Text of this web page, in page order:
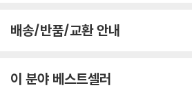
배송/반품/교환 안내
이 분야 베스트셀러